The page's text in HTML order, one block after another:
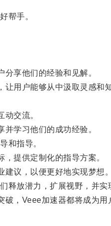
帮手。
享他们的经验和见解。
用户能够从中汲取灵感和知
交流。
学习他们的成功经验。
和指导。
提供定制化的指导方案。
议，以便更好地实现梦想。
放潜力，扩展视野，并实
，Veee加速器都将成为用